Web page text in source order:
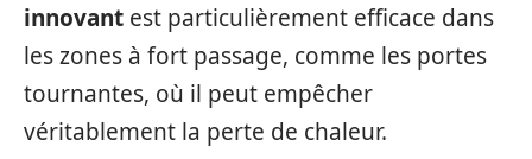
innovant est particulièrement efficace dans
les zones à fort passage, comme les portes
tournantes, où il peut empêcher
véritablement la perte de chaleur.